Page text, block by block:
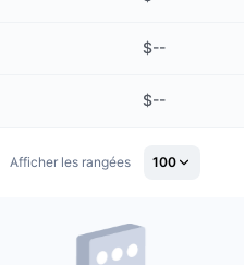
$--
$--
Afficher les rangées 100